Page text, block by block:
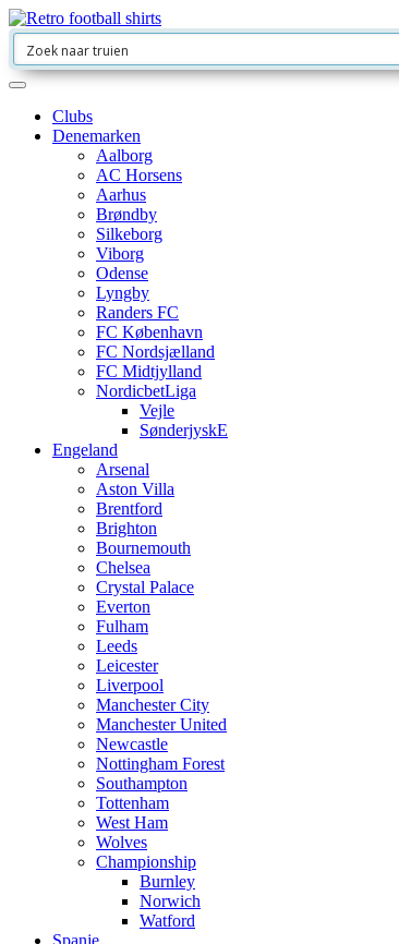
Clubs
Denemarken
Aalborg
AC Horsens
Aarhus
Brøndby
Silkeborg
Viborg
Odense
Lyngby
Randers FC
FC København
FC Nordsjælland
FC Midtjylland
NordicbetLiga
Vejle
SønderjyskE
Engeland
Arsenal
Aston Villa
Brentford
Brighton
Bournemouth
Chelsea
Crystal Palace
Everton
Fulham
Leeds
Leicester
Liverpool
Manchester City
Manchester United
Newcastle
Nottingham Forest
Southampton
Tottenham
West Ham
Wolves
Championship
Burnley
Norwich
Watford
Spanje